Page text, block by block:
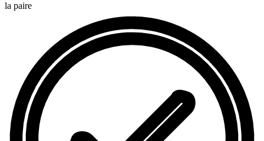
la paire